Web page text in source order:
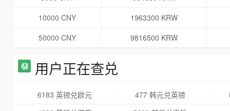
10000 CNY
1963300 KRW
50000 CNY
9816500 KRW
用户正在查兑
6183 英镑兑欧元 477 韩元兑英镑